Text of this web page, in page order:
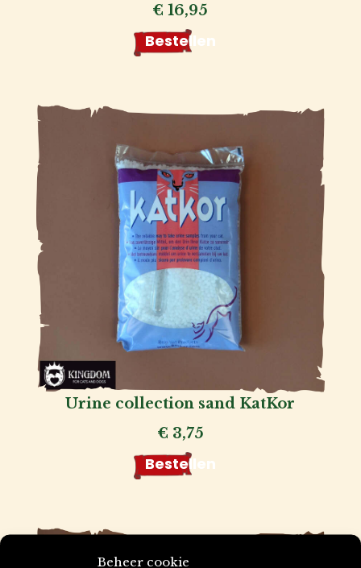
Beheer cookie
€ 16,95
Bestellen
Urine collection sand KatKor
€ 3,75
Bestellen